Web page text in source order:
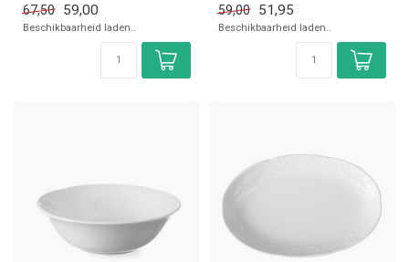
67,50 59,00
Beschikbaarheid laden..
59,00
51,95
Beschikbaarheid laden..